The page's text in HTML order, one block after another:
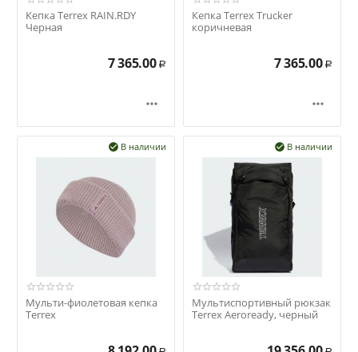
Кепка Terrex RAIN.RDY
Черная
7 365.00 Р

Кепка Terrex Trucker
коричневая
7 365.00 Р

В наличии

Мульти-фиолетовая кепка
Terrex
В наличии

Мультиспортивный рюкзак
Terrex Aeroready, черный